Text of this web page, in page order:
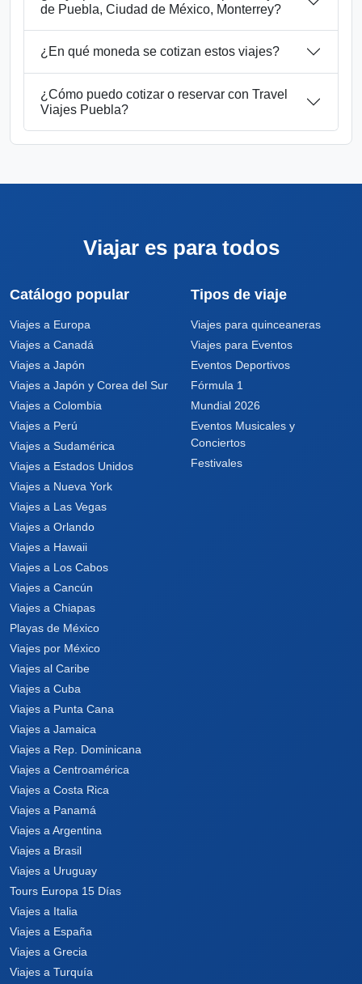
de Puebla, Ciudad de México, Monterrey?
¿En qué moneda se cotizan estos viajes?
¿Cómo puedo cotizar o reservar con Travel
Viajes Puebla?
Viajar es para todos
Catálogo popular
Viajes a Europa
Viajes a Canadá
Viajes a Japón
Viajes a Japón y Corea del Sur
Viajes a Colombia
Viajes a Perú
Viajes a Sudamérica
Viajes a Estados Unidos
Viajes a Nueva York
Viajes a Las Vegas
Viajes a Orlando
Viajes a Hawaii
Viajes a Los Cabos
Viajes a Cancún
Viajes a Chiapas
Playas de México
Viajes por México
Viajes al Caribe
Viajes a Cuba
Viajes a Punta Cana
Viajes a Jamaica
Viajes a Rep. Dominicana
Viajes a Centroamérica
Viajes a Costa Rica
Viajes a Panamá
Viajes a Argentina
Viajes a Brasil
Viajes a Uruguay
Tours Europa 15 Días
Viajes a Italia
Viajes a España
Viajes a Grecia
Viajes a Turquía
Tipos de viaje
Viajes para quinceaneras
Viajes para Eventos
Eventos Deportivos
Fórmula 1
Mundial 2026
Eventos Musicales y
Conciertos
Festivales